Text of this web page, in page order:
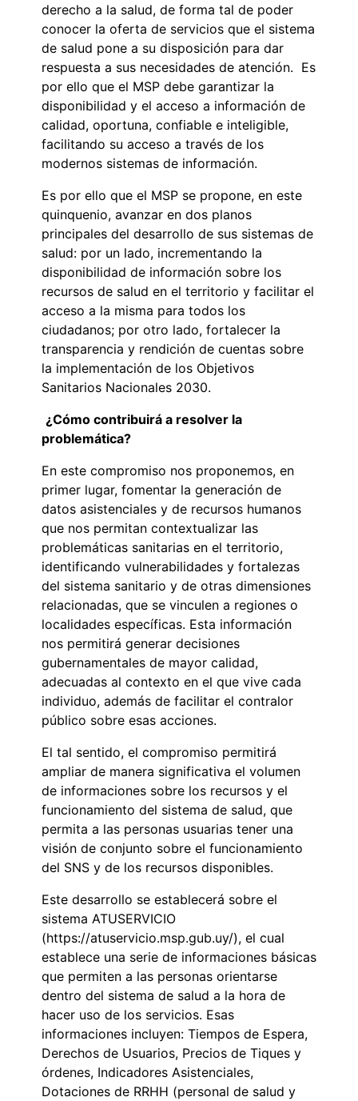
derecho a la salud, de forma tal de poder
conocer la oferta de servicios que el sistema
de salud pone a su disposición para dar
respuesta a sus necesidades de atención. Es
por ello que el MSP debe garantizar la
disponibilidad y el acceso a información de
calidad, oportuna, confiable e inteligible,
facilitando su acceso a través de los
modernos sistemas de información.
Es por ello que el MSP se propone, en este
quinquenio, avanzar en dos planos
principales del desarrollo de sus sistemas de
salud: por un lado, incrementando la
disponibilidad de información sobre los
recursos de salud en el territorio y facilitar el
acceso a la misma para todos los
ciudadanos; por otro lado, fortalecer la
transparencia y rendición de cuentas sobre
la implementación de los Objetivos
Sanitarios Nacionales 2030.
¿Cómo contribuirá a resolver la
problemática?
En este compromiso nos proponemos, en
primer lugar, fomentar la generación de
datos asistenciales y de recursos humanos
que nos permitan contextualizar las
problemáticas sanitarias en el territorio,
identificando vulnerabilidades y fortalezas
del sistema sanitario y de otras dimensiones
relacionadas, que se vinculen a regiones o
localidades específicas. Esta información
nos permitirá generar decisiones
gubernamentales de mayor calidad,
adecuadas al contexto en el que vive cada
individuo, además de facilitar el contralor
público sobre esas acciones.
El tal sentido, el compromiso permitirá
ampliar de manera significativa el volumen
de informaciones sobre los recursos y el
funcionamiento del sistema de salud, que
permita a las personas usuarias tener una
visión de conjunto sobre el funcionamiento
del SNS y de los recursos disponibles.
Este desarrollo se establecerá sobre el
sistema ATUSERVICIO
(https://atuservicio.msp.gub.uy/), el cual
establece una serie de informaciones básicas
que permiten a las personas orientarse
dentro del sistema de salud a la hora de
hacer uso de los servicios. Esas
informaciones incluyen: Tiempos de Espera,
Derechos de Usuarios, Precios de Tiques y
órdenes, Indicadores Asistenciales,
Dotaciones de RRHH (personal de salud y